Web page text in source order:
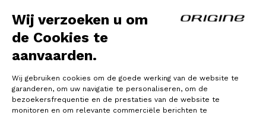
Wij verzoeken u om
de Cookies te
aanvaarden.
Wij gebruiken cookies om de goede werking van de website te
garanderen, om uw navigatie te personaliseren, om de
bezoekersfrequentie en de prestaties van de website te
monitoren en om relevante commerciële berichten te